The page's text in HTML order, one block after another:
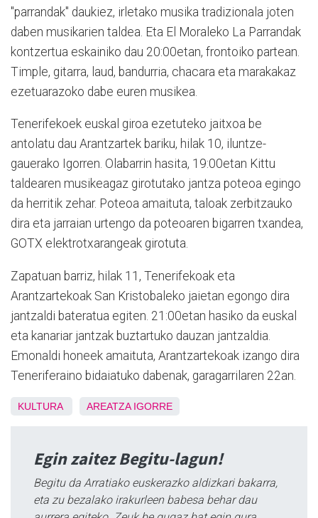
"parrandak" daukiez, irletako musika tradizionala joten
daben musikarien taldea. Eta El Moraleko La Parrandak
kontzertua eskainiko dau 20:00etan, frontoiko partean.
Timple, gitarra, laud, bandurria, chacara eta marakakaz
ezetuarazoko dabe euren musikea.
Tenerifekoek euskal giroa ezetuteko jaitxoa be
antolatu dau Arantzartek bariku, hilak 10, iluntze-
gauerako Igorren. Olabarrin hasita, 19:00etan Kittu
taldearen musikeagaz girotutako jantza poteoa egingo
da herritik zehar. Poteoa amaituta, taloak zerbitzauko
dira eta jarraian urtengo da poteoaren bigarren txandea,
GOTX elektrotxarangeak girotuta.
Zapatuan barriz, hilak 11, Tenerifekoak eta
Arantzartekoak San Kristobaleko jaietan egongo dira
jantzaldi bateratua egiten. 21:00etan hasiko da euskal
eta kanariar jantzak buztartuko dauzan jantzaldia.
Emonaldi honeek amaituta, Arantzartekoak izango dira
Teneriferaino bidaiatuko dabenak, garagarrilaren 22an.
KULTURA AREATZA IGORRE
Egin zaitez Begitu-lagun!
Begitu da Arratiako euskerazko aldizkari bakarra,
eta zu bezalako irakurleen babesa behar dau